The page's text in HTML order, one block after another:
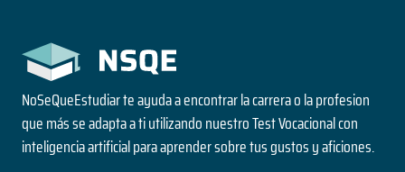
NoSeQueEstudiar te ayuda a encontrar la carrera o la profesion
que más se adapta a ti utilizando nuestro Test Vocacional con
inteligencia artificial para aprender sobre tus gustos y aficiones.